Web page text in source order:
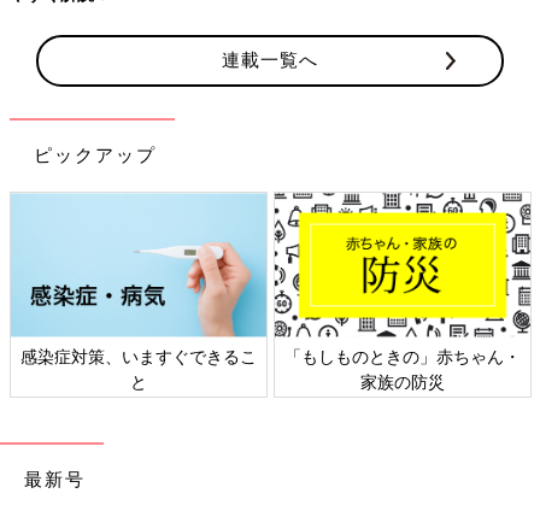
連載一覧へ
ピックアップ
日本外来小児科学会リーフレッ
ト検討会
六星占術 細木かおりさんの人生
相談
最新号